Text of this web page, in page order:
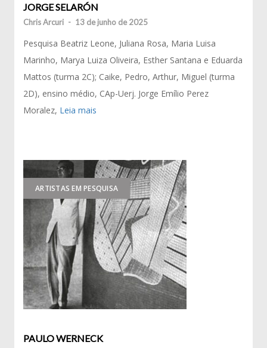
JORGE SELARÓN
Chris Arcuri - 13 de junho de 2025
Pesquisa Beatriz Leone, Juliana Rosa, Maria Luisa
Marinho, Marya Luiza Oliveira, Esther Santana e Eduarda
Mattos (turma 2C); Caike, Pedro, Arthur, Miguel (turma
2D), ensino médio, CAp-Uerj. Jorge Emílio Perez
Moralez, Leia mais
ARTISTAS EM PESQUISA
PAULO WERNECK